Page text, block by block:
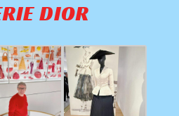
DIOR